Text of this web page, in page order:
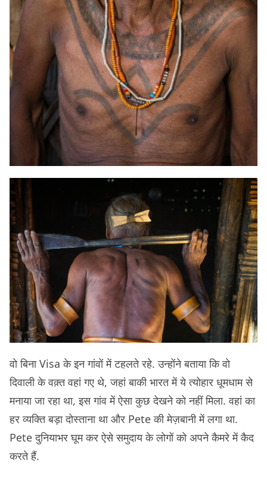
वो बिना Visa के इन गांवों में टहलते रहे. उन्होंने बताया कि वो
दिवाली के वक़्त वहां गए थे, जहां बाकी भारत में ये त्योहार धूमधाम से
मनाया जा रहा था, इस गांव में ऐसा कुछ देखने को नहीं​ मिला. वहां का
हर व्यक्ति बड़ा दोस्ताना था और Pete की मेज़बानी में लगा था.
Pete दुनियाभर घूम कर ऐसे समुदाय के लोगों को अपने कैमरे में कैद
करते हैं.